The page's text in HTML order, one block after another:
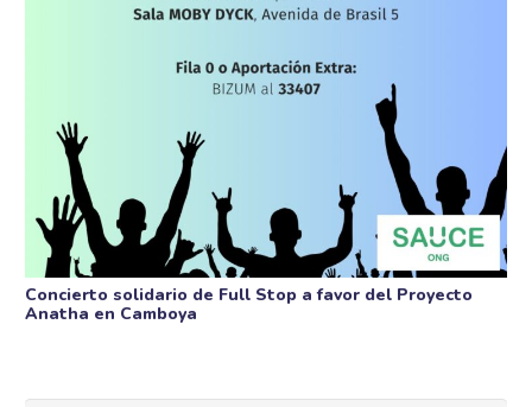
Concierto solidario de Full Stop a favor del Proyecto
Anatha en Camboya